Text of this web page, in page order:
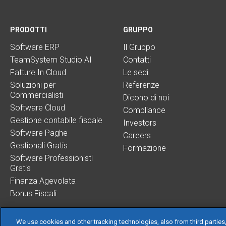
PRODOTTI
Software ERP
TeamSystem Studio AI
Fatture In Cloud
Soluzioni per
Commercialisti
Software Cloud
Gestione contabile fiscale
Software Paghe
Gestionali Gratis
Software Professionisti
Gratis
Finanza Agevolata
Bonus Fiscali
GRUPPO
Il Gruppo
Contatti
Le sedi
Referenze
Dicono di noi
Compliance
Investors
Careers
Formazione
We use cookies and other tracking technologies, also from third